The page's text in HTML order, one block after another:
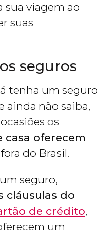
sua viagem ao
suas
seguros
tenha um seguro
ainda não saiba,
os
casa oferecem
fora do Brasil.
seguro,
cláusulas do
de crédito,
um